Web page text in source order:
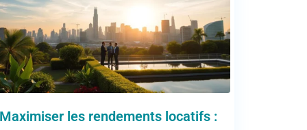
Maximiser les rendements locatifs :